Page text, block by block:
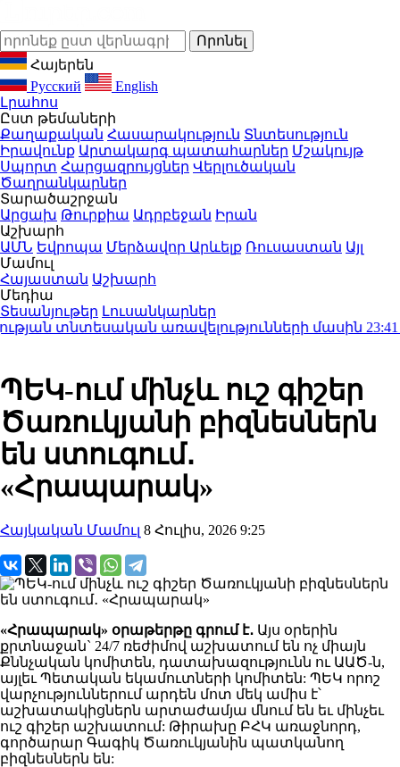
Հայերեն
Русский
English
Լրահոս
Ըստ թեմաների
Քաղաքական Հասարակություն Տնտեսություն
Իրավունք Արտակարգ պատահարներ Մշակույթ
Սպորտ Հարցազրույցներ Վերլուծական
Ծաղրանկարներ
Տարածաշրջան
Արցախ Թուրքիա Ադրբեջան Իրան
Աշխարհ
ԱՄՆ Եվրոպա Մերձավոր Արևելք Ռուսաստան Այլ
Մամուլ
Հայաստան Աշխարհ
Մեդիա
Տեսանյութեր Լուսանկարներ
տնտեսական առավելությունների մասին23:41
ՊԵԿ-ում մինչև ուշ գիշեր
Ծառուկյանի բիզնեսներն
են ստուգում․
«Հրապարակ»
Հայկական Մամուլ 8 Հուլիս, 2026 9:25
«Հրապարակ» օրաթերթը գրում է․ Այս օրերին
քրտնաջան` 24/7 ռեժիմով աշխատում են ոչ միայն
Քննչական կոմիտեն, դատախազությունն ու ԱԱԾ-ն,
այլեւ Պետական եկամուտների կոմիտեն: ՊԵԿ որոշ
վարչություններում արդեն մոտ մեկ ամիս է՝
աշխատակիցներն արտաժամյա մնում են եւ մինչեւ
ուշ գիշեր աշխատում: Թիրախը ԲՀԿ առաջնորդ,
գործարար Գագիկ Ծառուկյանին պատկանող
բիզնեսներն են: